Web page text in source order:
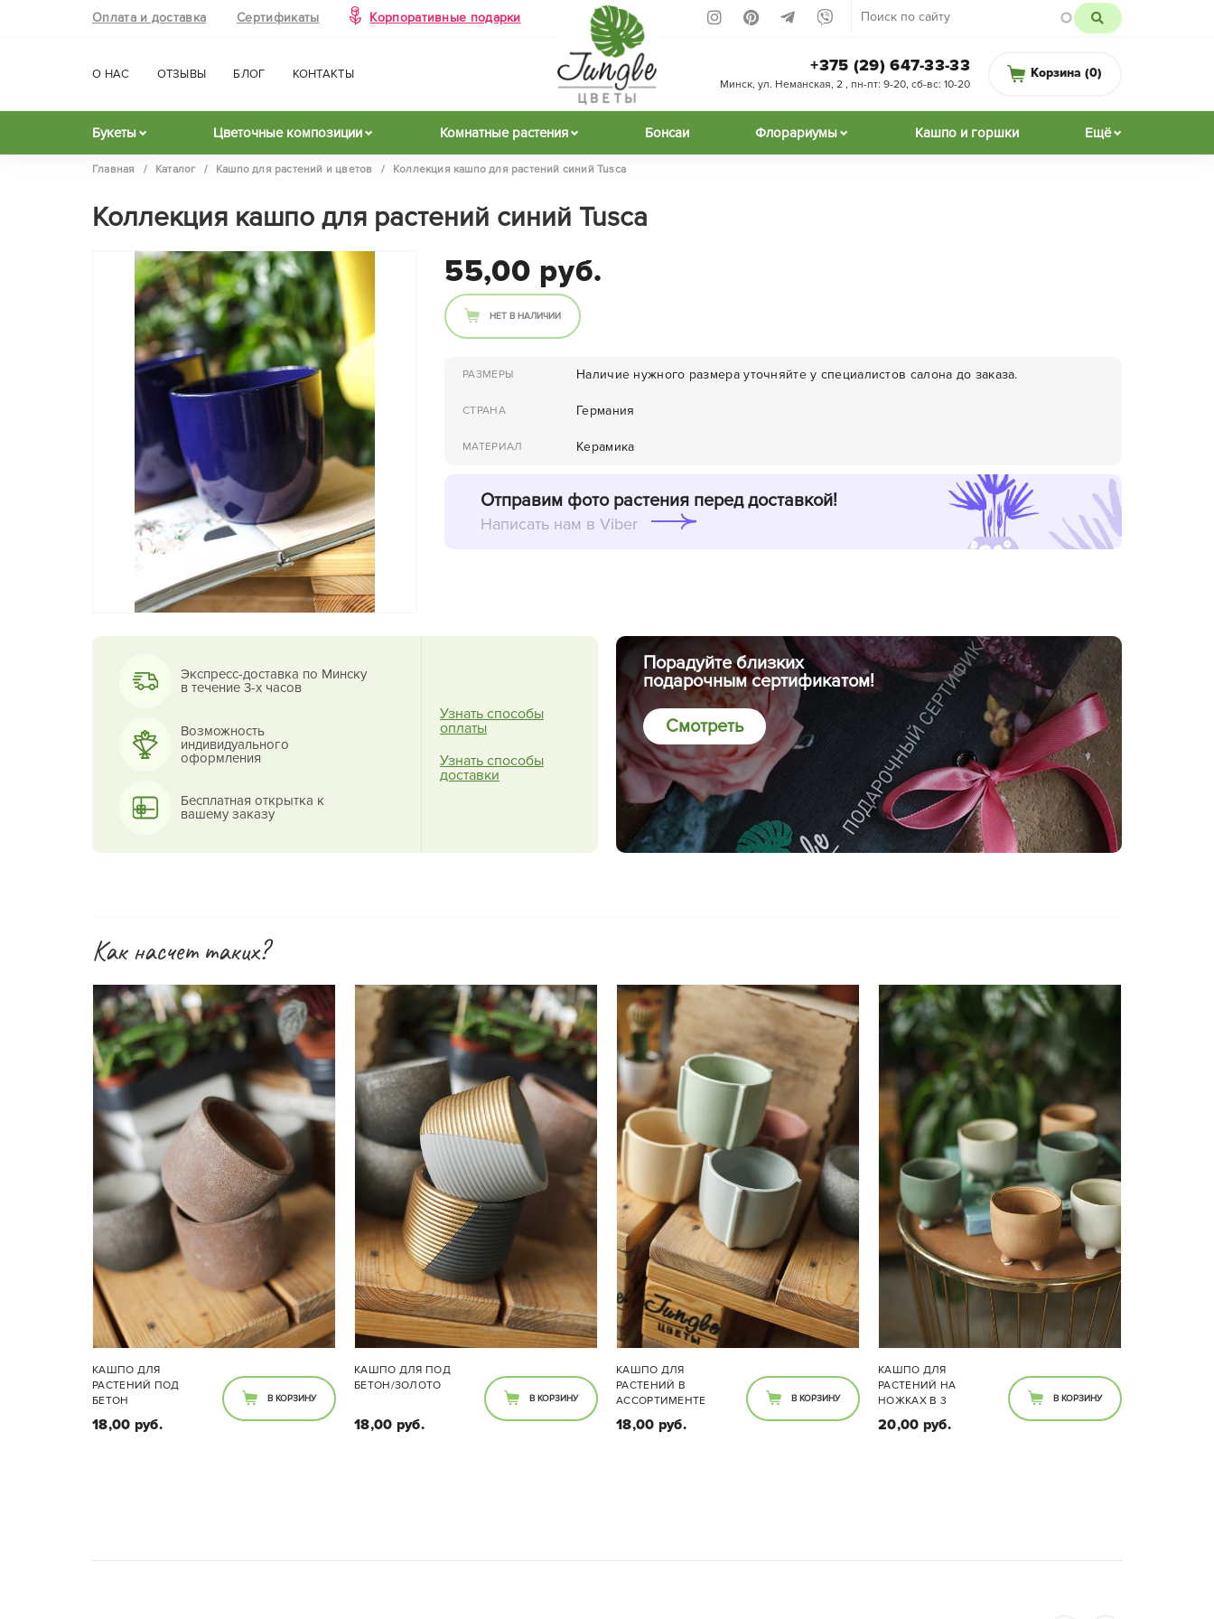
Оплата и доставка Сертификаты Корпоративные подарки
О НАС ОТЗЫВЫ БЛОГ КОНТАКТЫ Корзина (0)
+375 (29) 647-33-33
Минск, ул. Неманская, 2 , пн-пт: 9-20, сб-вс: 10-20
Букеты Цветочные композиции Комнатные растения Бонсаи Флорариумы Кашпо и горшки Ещё
Главная / Каталог / Кашпо для растений и цветов / Коллекция кашпо для растений синий Tusca
Коллекция кашпо для растений синий Tusca
55,00 руб.
НЕТ В НАЛИЧИИ
РАЗМЕРЫ Наличие нужного размера уточняйте у специалистов салона до заказа.
СТРАНА Германия
МАТЕРИАЛ Керамика
Отправим фото растения перед доставкой!
Написать нам в Viber
Экспресс-доставка по Минску
в течение 3-х часов
Возможность
индивидуального
оформления
Бесплатная открытка к
вашему заказу
Узнать способы
оплаты
Узнать способы
доставки
Порадуйте близких
подарочным сертификатом!
Смотреть
Как насчет таких?
КАШПО ДЛЯ
РАСТЕНИЙ ПОД
БЕТОН
18,00 руб.
В КОРЗИНУ
КАШПО ДЛЯ ПОД
БЕТОН/ЗОЛОТО
18,00 руб.
В КОРЗИНУ
КАШПО ДЛЯ
РАСТЕНИЙ В
АССОРТИМЕНТЕ
18,00 руб.
В КОРЗИНУ
КАШПО ДЛЯ
РАСТЕНИЙ НА
НОЖКАХ В 3
РАСЦВЕТКАХ
20,00 руб.
В КОРЗИНУ